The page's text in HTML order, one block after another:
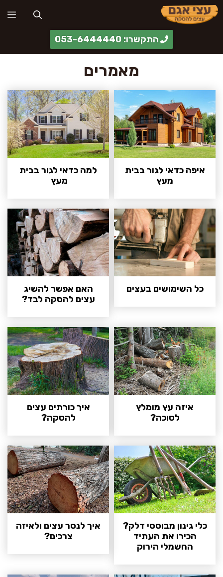
לדלג
לתוכן
התקשרו: 053-6444440
מאמרים
איפה כדאי לגור בבית
מעץ
למה כדאי לגור בבית
מעץ
כל השימושים בעצים
האם אפשר להשיג
עצים להסקה לבד?
איזה עץ מומלץ
לסוכה?
איך כורתים עצים
להסקה?
כלי גינון מבוססי דלק?
הכירו את העתיד
החשמלי הירוק
איך לנסר עצים ולאיזה
צרכים?